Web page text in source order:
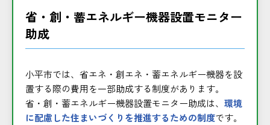
省・創・蓄エネルギー機器設置モニター
助成
小平市では、省エネ・創エネ・蓄エネルギー機器を設
置する際の費用を一部助成する制度があります。
省・創・蓄エネルギー機器設置モニター助成は、 環境
に配慮した住まいづくりを推進するための制度です。